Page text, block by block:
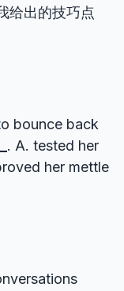
给出的技巧点
bounce back
. A. tested her
her mettle